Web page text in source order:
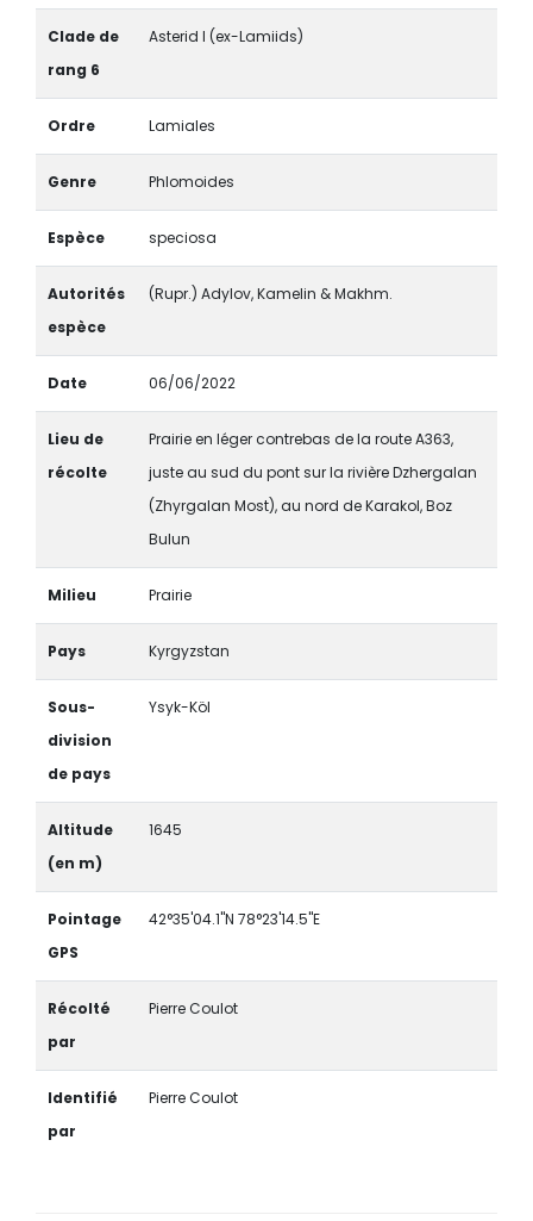
Clade de
rang 6
Asterid I (ex-Lamiids)
Ordre Lamiales
Genre Phlomoides
Espèce speciosa
Autorités
espèce
(Rupr.) Adylov, Kamelin & Makhm.
Date 06/06/2022
Lieu de
récolte
Prairie en léger contrebas de la route A363,
juste au sud du pont sur la rivière Dzhergalan
(Zhyrgalan Most), au nord de Karakol, Boz
Bulun
Milieu Prairie
Pays Kyrgyzstan
Sous-
division
de pays
Ysyk-Köl
Altitude
(en m)
1645
Pointage
GPS
42°35'04.1"N 78°23'14.5"E
Récolté
par
Pierre Coulot
Identifié
par
Pierre Coulot